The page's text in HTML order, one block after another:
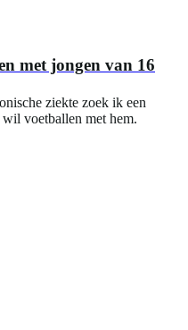
met jongen van 16
ziekte zoek ik een
voetballen met hem.